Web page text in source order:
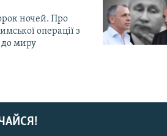
ночей. Про
операції з
до миру